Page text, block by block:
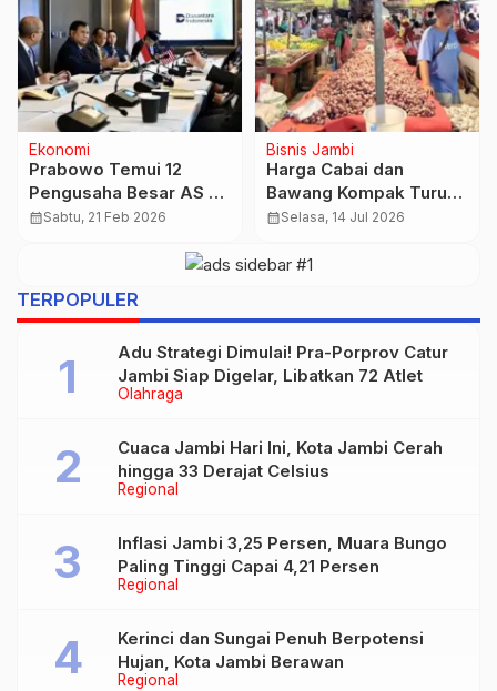
Otobiz
Impor 105.000 Pikap
India 50% Lebih Murah
dari Lokal, Ini
calendar_monthRabu, 25 Feb 2026
Nasional
Turun Rp15.000, Emas
Antam Kini Dibanderol
Rp2.790.000 per Gram
calendar_monthKamis, 22 Jan 2026
TERPOPULER
Olahraga
Adu Strategi Dimulai! Pra-Porprov Catur
Jambi Siap Digelar, Libatkan 72 Atlet
Regional
Cuaca Jambi Hari Ini, Kota Jambi Cerah
hingga 33 Derajat Celsius
Regional
Inflasi Jambi 3,25 Persen, Muara Bungo
Paling Tinggi Capai 4,21 Persen
Regional
Kerinci dan Sungai Penuh Berpotensi
Hujan, Kota Jambi Berawan